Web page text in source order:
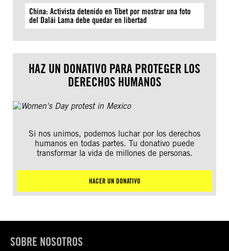
China: Activista detenido en Tíbet por mostrar una foto
del Dalái Lama debe quedar en libertad
HAZ UN DONATIVO PARA PROTEGER LOS
DERECHOS HUMANOS
Si nos unimos, podemos luchar por los derechos
humanos en todas partes. Tu donativo puede
transformar la vida de millones de personas.
HACER UN DONATIVO
SOBRE NOSOTROS